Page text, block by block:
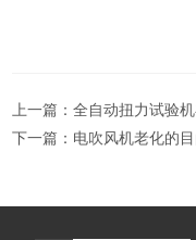
上一篇：全自动扭力试验
下一篇： 电吹风机老化的